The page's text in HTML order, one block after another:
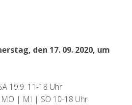
den 17. 09. 2020, um
19.9. 11-18 Uhr
MO | MI | SO 10-18 Uhr